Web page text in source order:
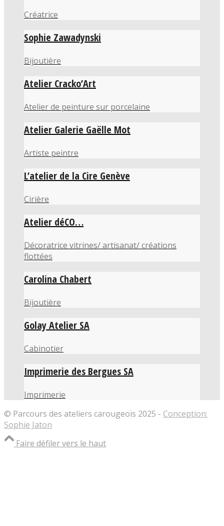
Créatrice
Sophie Zawadynski
Bijoutière
Atelier Cracko’Art
Atelier de peinture sur porcelaine
Atelier Galerie Gaëlle Mot
Artiste peintre
L’atelier de la Cire Genève
Cirière
Atelier déCO…
Décoratrice vitrines/ artisanat/ créations
flottées
Carolina Chabert
Bijoutière
Golay Atelier SA
Cabinotier
Imprimerie des Bergues SA
Imprimerie
© Parcours des ateliers carougeois 2025 - Conception:
Sophie Jaton
Faire défiler vers le haut